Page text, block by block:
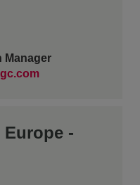
Manager
Europe -